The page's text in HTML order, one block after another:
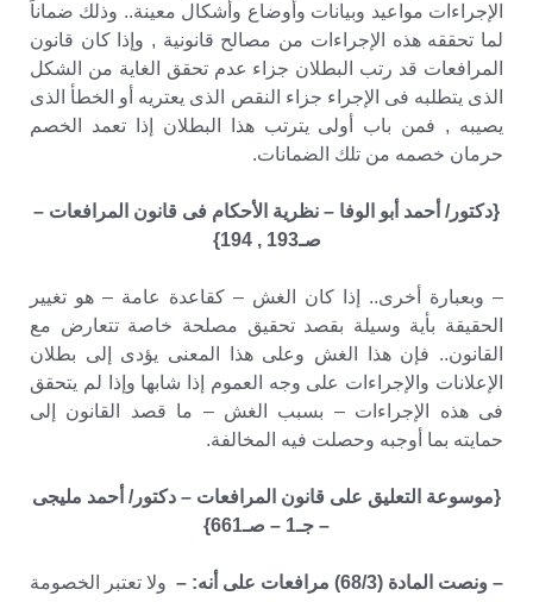
الإجراءات مواعيد وبيانات وأوضاع وأشكال معينة.. وذلك ضماناً
لما تحققه هذه الإجراءات من مصالح قانونية , وإذا كان قانون
المرافعات قد رتب البطلان جزاء عدم تحقق الغاية من الشكل
الذى يتطلبه فى الإجراء جزاء النقص الذى يعتريه أو الخطأ الذى
يصيبه , فمن باب أولى يترتب هذا البطلان إذا تعمد الخصم
حرمان خصمه من تلك الضمانات.
{دكتور/ أحمد أبو الوفا – نظرية الأحكام فى قانون المرافعات –
صـ193 , 194}
– وبعبارة أخرى.. إذا كان الغش – كقاعدة عامة – هو تغيير
الحقيقة بأية وسيلة بقصد تحقيق مصلحة خاصة تتعارض مع
القانون.. فإن هذا الغش وعلى هذا المعنى يؤدى إلى بطلان
الإعلانات والإجراءات على وجه العموم إذا شابها وإذا لم يتحقق
فى هذه الإجراءات – بسبب الغش – ما قصد القانون إلى
حمايته بما أوجبه وحصلت فيه المخالفة.
{موسوعة التعليق على قانون المرافعات – دكتور/ أحمد مليجى
– جـ1 – صـ661}
– ونصت المادة (68/3) مرافعات على أنه: –
ولا تعتبر الخصومة